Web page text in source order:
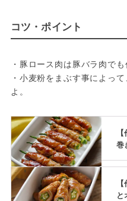
コツ・ポイント
・豚ロース肉は豚バラ肉で
・小麦粉をまぶす事によっ
よ。
巻
と